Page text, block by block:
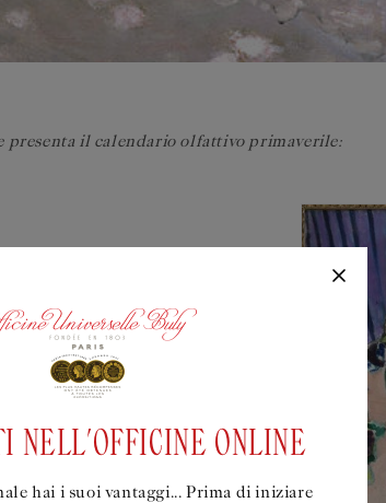
presenta il calendario olfattivo primaverile:
INSULARE
di citronella intrecciate
Un valzer solare in
l'allegria mediterranea.
HENRI MATISSE, 1912
Liquid error
personalisation-
product form must
NELL'OFFICINE ONLINE
hai i suoi vantaggi... Prima di iniziare